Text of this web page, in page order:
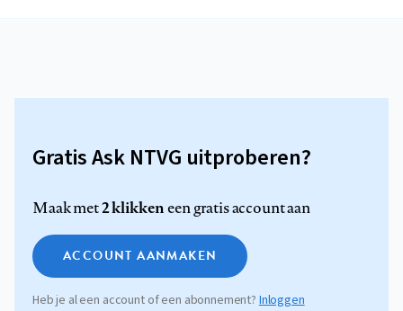
Gratis Ask NTVG uitproberen?
Maak met2 klikkeneen gratis account aan
ACCOUNT AANMAKEN
Heb je al een account of een abonnement?Inloggen